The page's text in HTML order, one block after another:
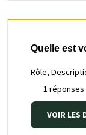
Quelle est
Rôle,
1 réponses
VOIR LES